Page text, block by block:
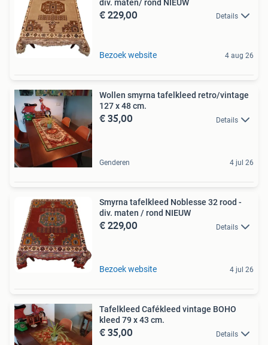
div. maten/ rond NIEUW
€ 229,00 Details
Bezoek website 4 aug 26
Wollen smyrna tafelkleed retro/vintage
127 x 48 cm.
€ 35,00 Details
Genderen 4 jul 26
Smyrna tafelkleed Noblesse 32 rood -
div. maten / rond NIEUW
€ 229,00 Details
Bezoek website 4 jul 26
Tafelkleed Cafékleed vintage BOHO
kleed 79 x 43 cm.
€ 35,00 Details